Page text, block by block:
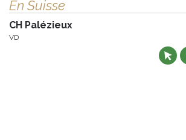
En Suisse
CH Palézieux
VD